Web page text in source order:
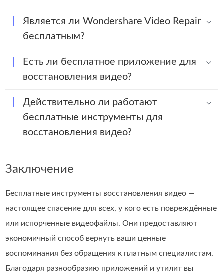
Является ли Wondershare Video Repair
бесплатным?
Есть ли бесплатное приложение для
восстановления видео?
Действительно ли работают
бесплатные инструменты для
восстановления видео?
Заключение
Бесплатные инструменты восстановления видео —
настоящее спасение для всех, у кого есть повреждённые
или испорченные видеофайлы. Они предоставляют
экономичный способ вернуть ваши ценные
воспоминания без обращения к платным специалистам.
Благодаря разнообразию приложений и утилит вы